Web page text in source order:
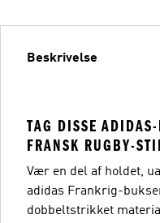
Beskrivelse
TAG DISSE
FRANSK RUGBY-
Vær en del af holdet,
adidas Frankrig-
dobbeltstrikket